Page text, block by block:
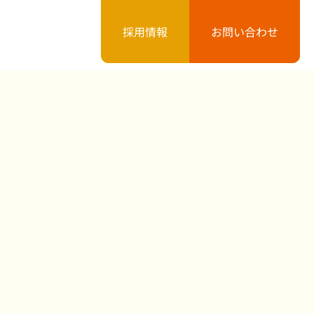
採用情報 お問い合わせ